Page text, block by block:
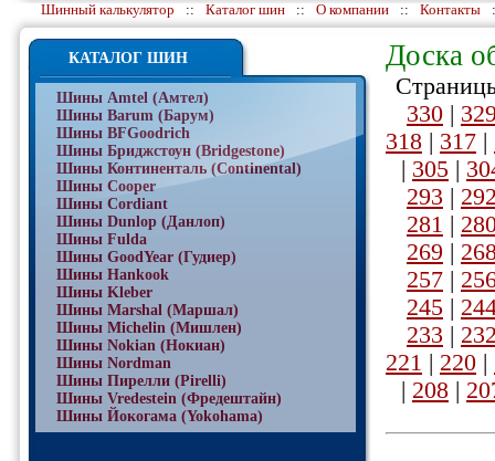
Шинный калькулятор :: Каталог шин :: О компании :: Контакты
КАТАЛОГ ШИН
Шины Amtel (Амтел)
Шины Barum (Барум)
Шины BFGoodrich
Шины Бриджстоун (Bridgestone)
Шины Континенталь (Continental)
Шины Cooper
Шины Cordiant
Шины Dunlop (Данлоп)
Шины Fulda
Шины GoodYear (Гудиер)
Шины Hankook
Шины Kleber
Шины Marshal (Маршал)
Шины Michelin (Мишлен)
Шины Nokian (Нокиан)
Шины Nordman
Шины Пирелли (Pirelli)
Шины Vredestein (Фредештайн)
Шины Йокогама (Yokohama)
Доска
330 |
318 | 317 |
| 305 |
293 |
281 |
269 |
257 |
245 |
233 |
221 | 220 |
| 208 |